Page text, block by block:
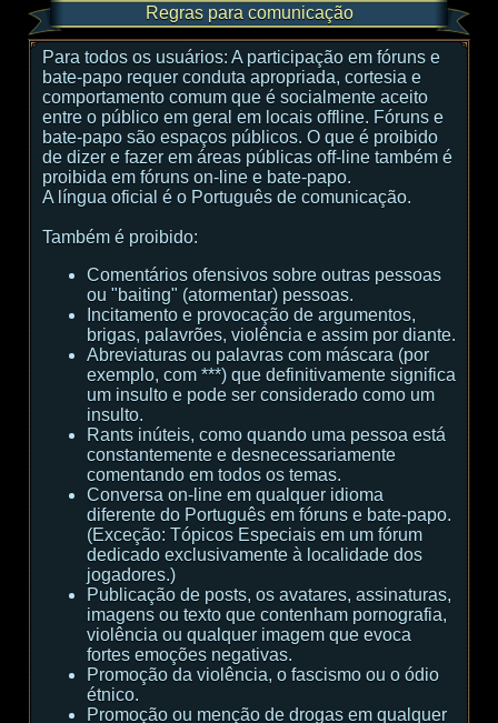
Regras para comunicação
Para todos os usuários: A participação em fóruns e
bate-papo requer conduta apropriada, cortesia e
comportamento comum que é socialmente aceito
entre o público em geral em locais offline. Fóruns e
bate-papo são espaços públicos. O que é proibido
de dizer e fazer em áreas públicas off-line também é
proibida em fóruns on-line e bate-papo.
A língua oficial é o Português de comunicação.
Também é proibido:
Comentários ofensivos sobre outras pessoas
ou "baiting" (atormentar) pessoas.
Incitamento e provocação de argumentos,
brigas, palavrões, violência e assim por diante.
Abreviaturas ou palavras com máscara (por
exemplo, com ***) que definitivamente significa
um insulto e pode ser considerado como um
insulto.
Rants inúteis, como quando uma pessoa está
constantemente e desnecessariamente
comentando em todos os temas.
Conversa on-line em qualquer idioma
diferente do Português em fóruns e bate-papo.
(Exceção: Tópicos Especiais em um fórum
dedicado exclusivamente à localidade dos
jogadores.)
Publicação de posts, os avatares, assinaturas,
imagens ou texto que contenham pornografia,
violência ou qualquer imagem que evoca
fortes emoções negativas.
Promoção da violência, o fascismo ou o ódio
étnico.
Promoção ou menção de drogas em qualquer